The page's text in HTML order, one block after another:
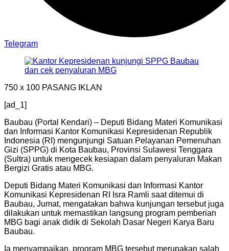
Telegram
750 x 100 PASANG IKLAN
[ad_1]
Baubau (Portal Kendari) – Deputi Bidang Materi Komunikasi
dan Informasi Kantor Komunikasi Kepresidenan Republik
Indonesia (RI) mengunjungi Satuan Pelayanan Pemenuhan
Gizi (SPPG) di Kota Baubau, Provinsi Sulawesi Tenggara
(Sultra) untuk mengecek kesiapan dalam penyaluran Makan
Bergizi Gratis atau MBG.
Deputi Bidang Materi Komunikasi dan Informasi Kantor
Komunikasi Kepresidenan RI Isra Ramli saat ditemui di
Baubau, Jumat, mengatakan bahwa kunjungan tersebut juga
dilakukan untuk memastikan langsung program pemberian
MBG bagi anak didik di Sekolah Dasar Negeri Karya Baru
Baubau.
Ia menyampaikan, program MBG tersebut merupakan salah